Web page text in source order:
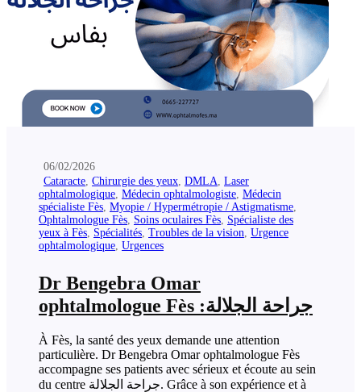
06/02/2026
Cataracte, Chirurgie des yeux, DMLA, Laser
ophtalmologique, Médecin ophtalmologiste, Médecin
spécialiste Fès, Myopie / Hypermétropie / Astigmatisme,
Ophtalmologue Fès, Soins oculaires Fès, Spécialiste des
yeux à Fès, Spécialités, Troubles de la vision, Urgence
ophtalmologique, Urgences
Dr Bengebra Omar
ophtalmologue Fès :جراحة الجلالة
À Fès, la santé des yeux demande une attention
particulière. Dr Bengebra Omar ophtalmologue Fès
accompagne ses patients avec sérieux et écoute au sein
du centre جراحة الجلالة. Grâce à son expérience et à